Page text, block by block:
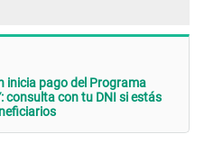
inicia pago del Programa
consulta con tu DNI si estás